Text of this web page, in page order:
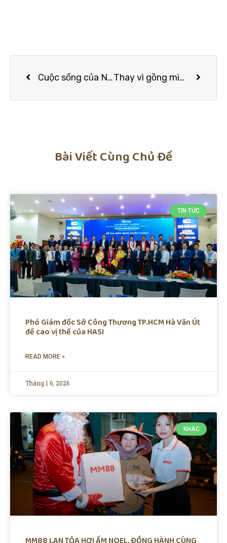
Cuộc sống của Ngân 98 sau khi chia tay Lương Bằng Quang Thay vì gồng mình để trở nên cá tính, Ngọc Trinh cứ ăn vận đơn giản, sexy vừa phải như thế này có phải hơn không!
Bài Viết Cùng Chủ Đề
TIN TỨC
Phó Giám đốc Sở Công Thương TP.HCM Hà Văn Út
đề cao vị thế của HASI
READ MORE »
Tháng 1 6, 2026
KHÁC